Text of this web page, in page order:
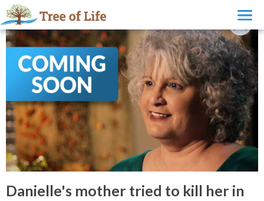
Danielle's mother tried to kill her in